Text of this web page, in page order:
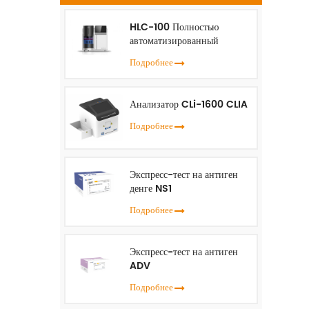
HLC-100 Полностью
автоматизированный
Подробнее
Анализатор CLi-1600 CLIA
Подробнее
Экспресс-тест на антиген
денге NS1
Подробнее
Экспресс-тест на антиген
ADV
Подробнее